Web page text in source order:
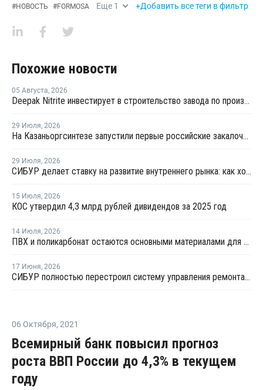
#НОВОСТЬ #FORMOSA Еще 1 +Добавить все теги в фильтр
Похожие новости
05 Августа, 2026
Deepak Nitrite инвестирует в строительство завода по производству БФА
29 Июля, 2026
На Казаньоргсинтезе запустили первые российские закалочно-испарительные аппараты
29 Июля, 2026
СИБУР делает ставку на развитие внутреннего рынка: как холдинг стимулирует спрос на полимеры в ритейле
15 Июля, 2026
КОС утвердил 4,3 млрд рублей дивидендов за 2025 год
14 Июля, 2026
ПВХ и поликарбонат остаются основными материалами для производства банковских карт
17 Июня, 2026
СИБУР полностью перестроил систему управления ремонтами на КОСе
06 Октября, 2021
Всемирный банк повысил прогноз
роста ВВП России до 4,3% в текущем
году